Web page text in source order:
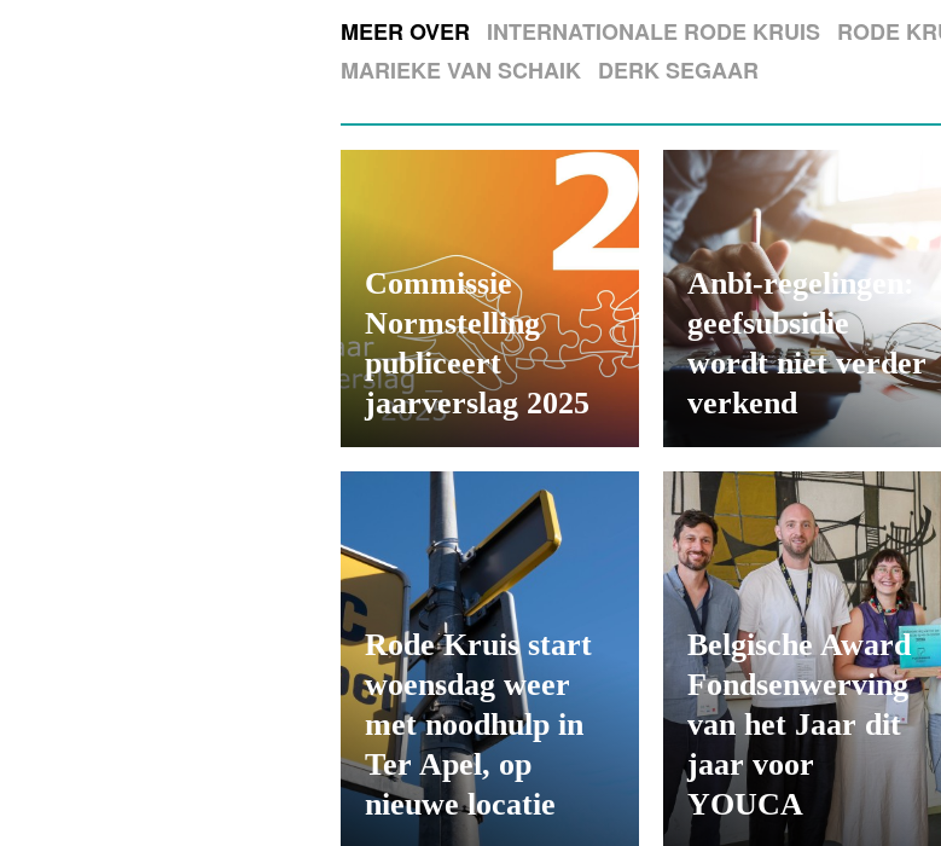
MEER OVER INTERNATIONALE RODE KRUIS RODE
MARIEKE VAN SCHAIK DERK SEGAAR
Commissie
Normstelling
publiceert
jaarverslag 2025
Anbi-regelingen:
geefsubsidie
wordt niet verder
verkend
Rode Kruis start
woensdag weer
met noodhulp in
Ter Apel, op
nieuwe locatie
Belgische Award
Fondsenwerving
van het Jaar dit
jaar voor
YOUCA